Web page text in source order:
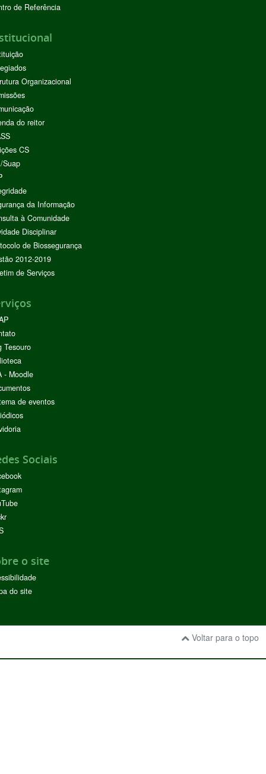
de Referência
Organizacional
do reitor
CS
Suap
da Informação
à Comunidade
Disciplinar
de Biossegurança
2012-2019
de Serviços
Tesouro
- Moodle
de eventos
Sociais
o site
do site
Voltar para o topo